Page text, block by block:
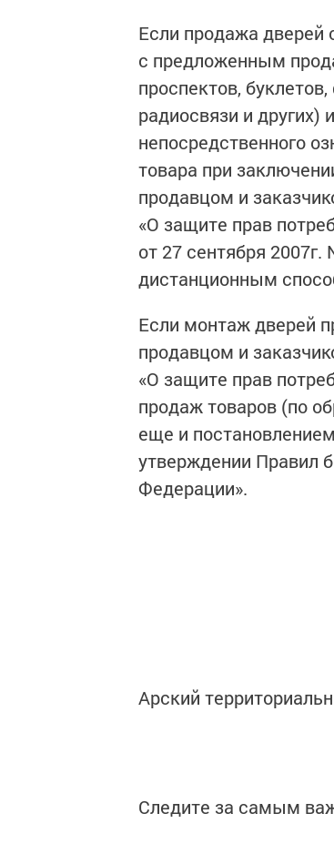
Если продажа дверей
с предложенным
проспектов,
радиосвязи и
непосредственного
товара при
продавцом и
«О защите прав
от 27 сентября
дистанционным
Если монтаж дверей
продавцом и
«О защите прав
продаж товаров (по
еще и
утверждении Правил
Федерации».
Арский
Следите за самым